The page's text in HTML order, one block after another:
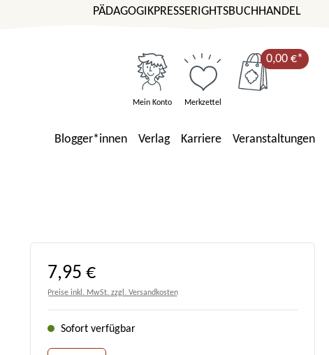
PÄDAGOGIKPRESSERIGHTSBUCHHANDEL
Mein Konto Merkzettel
0,00 €*
Blogger*innen Verlag Karriere Veranstaltungen
Regulärer Preis:
7,95 €
Preise inkl. MwSt. zzgl. Versandkosten
Sofort verfügbar